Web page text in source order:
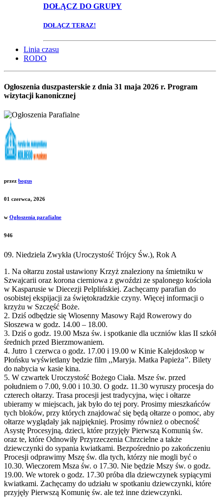
DOŁĄCZ DO GRUPY
DOŁĄCZ TERAZ!
Linia czasu
RODO
Ogłoszenia duszpasterskie z dnia 31 maja 2026 r. Program
wizytacji kanonicznej
przez bogus
01 czerwca, 2026
w Ogłoszenia parafialne
946
09. Niedziela Zwykła (Uroczystość Trójcy Św.), Rok A
1. Na ołtarzu został ustawiony Krzyż znaleziony na śmietniku w
Szwajcarii oraz korona cierniowa z gwoździ ze spalonego kościoła
w Kasparusie w Diecezji Pelplińskiej. Zachęcamy parafian do
osobistej ekspijacji za świętokradzkie czyny. Więcej informacji o
krzyżu w Szczęść Boże.
2. Dziś odbędzie się Wiosenny Masowy Rajd Rowerowy do
Słoszewa w godz. 14.00 – 18.00.
3. Dziś o godz. 19.00 Msza św. i spotkanie dla uczniów klas II szkół
średnich przed Bierzmowaniem.
4. Jutro 1 czerwca o godz. 17.00 i 19.00 w Kinie Kalejdoskop w
Płońsku wyświetlany będzie film ,,Maryja. Matka Papieża’’. Bilety
do nabycia w kasie kina.
5. W czwartek Uroczystość Bożego Ciała. Msze św. przed
południem o 7.00, 9.00 i 10.30. O godz. 11.30 wyruszy procesja do
czterech ołtarzy. Trasa procesji jest tradycyjna, więc i ołtarze
ubieramy w miejscach, jak było do tej pory. Prosimy mieszkańców
tych bloków, przy których znajdować się będą ołtarze o pomoc, aby
ołtarze wyglądały jak najpiękniej. Prosimy również o obecność
Asystę Procesyjną, dzieci, które przyjęły Pierwszą Komunią św.
oraz te, które Odnowiły Przyrzeczenia Chrzcielne a także
dziewczynki do sypania kwiatkami. Bezpośrednio po zakończeniu
Procesji odprawimy Mszę św. dla tych, którzy nie mogli być o
10.30. Wieczorem Msza św. o 17.30. Nie będzie Mszy św. o godz.
19.00. We wtorek o godz. 17.30 próba dla dziewczynek sypiącymi
kwiatkami. Zachęcamy do udziału w spotkaniu dziewczynki, które
przyjęły Pierwszą Komunię św. ale też inne dziewczynki.